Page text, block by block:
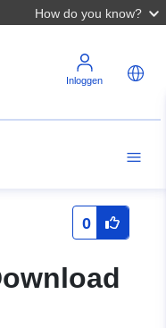
How do you know?
Inloggen
0